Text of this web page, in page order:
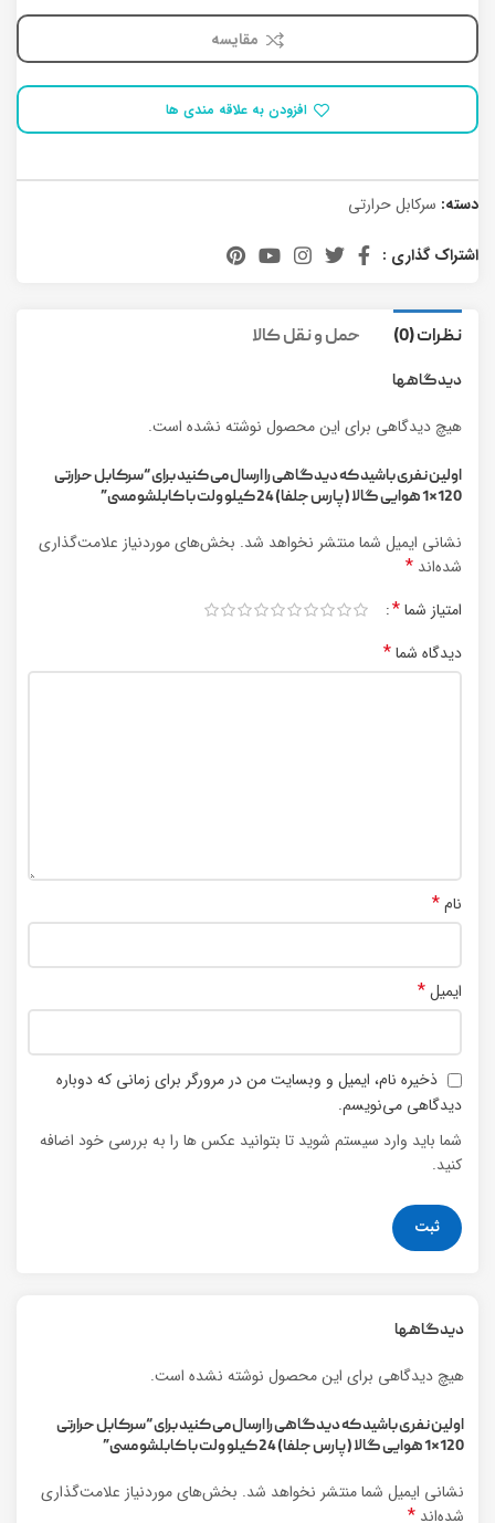
مقایسه
افزودن به علاقه مندی ها
دسته: سرکابل حرارتی
اشتراک گذاری :
نظرات (0) حمل و نقل کالا
دیدگاهها
هیچ دیدگاهی برای این محصول نوشته نشده است.
اولین نفری باشید که دیدگاهی را ارسال می کنید برای “سرکابل حرارتی
120*1 هوایی گالا (پارس جلفا) 24 کیلو ولت با کابلشو مسی”
نشانی ایمیل شما منتشر نخواهد شد. بخش‌های موردنیاز علامت‌گذاری
شده‌اند *
امتیاز شما*
دیدگاه شما*
نام*
ایمیل*
ذخیره نام، ایمیل و وبسایت من در مرورگر برای زمانی که دوباره
دیدگاهی می‌نویسم.
شما باید وارد سیستم شوید تا بتوانید عکس ها را به بررسی خود اضافه
کنید.
دیدگاهها
هیچ دیدگاهی برای این محصول نوشته نشده است.
اولین نفری باشید که دیدگاهی را ارسال می کنید برای “سرکابل حرارتی
120*1 هوایی گالا (پارس جلفا) 24 کیلو ولت با کابلشو مسی”
نشانی ایمیل شما منتشر نخواهد شد. بخش‌های موردنیاز علامت‌گذاری
شده‌اند *